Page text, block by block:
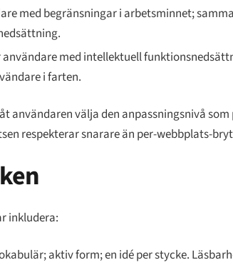
med begränsningar i arbetsminnet;
med intellektuell
i farten.
användaren välja den anpassningsnivå som
respekterar snarare än per-webbplats-
inkludera:
aktiv form; en idé per stycke.